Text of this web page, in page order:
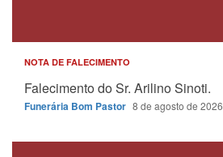
NOTA DE FALECIMENTO
Falecimento do Sr. Arilino Sinoti.
Funerária Bom Pastor 8 de agosto de 2026